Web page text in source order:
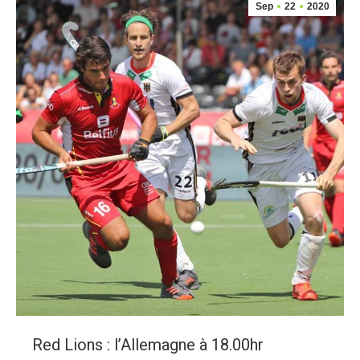
Sep 22 2020
Red Lions : l’Allemagne à 18.00hr